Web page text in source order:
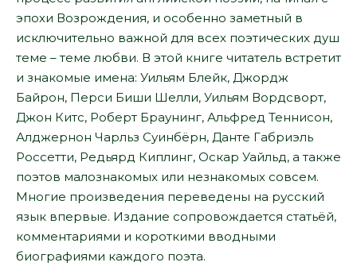
эпохи Возрождения, и особенно заметный в
исключительно важной для всех поэтических душ
теме – теме любви. В этой книге читатель встретит
и знакомые имена: Уильям Блейк, Джордж
Байрон, Перси Биши Шелли, Уильям Вордсворт,
Джон Китс, Роберт Браунинг, Альфред Теннисон,
Алджернон Чарльз Суинбёрн, Данте Габриэль
Россетти, Редьярд Киплинг, Оскар Уайльд, а также
поэтов малознакомых или незнакомых совсем.
Многие произведения переведены на русский
язык впервые. Издание сопровождается статьёй,
комментариями и короткими вводными
биографиями каждого поэта.